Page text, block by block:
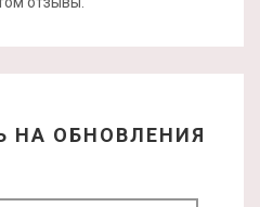
НА ОБНОВЛЕНИЯ